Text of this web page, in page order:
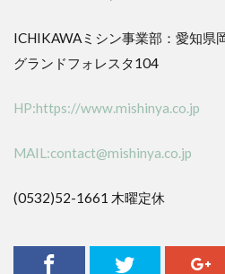
ICHIKAWAミシン事業部：愛知
グランドフォレスタ104
HP:https://www.mishinya.co.jp
MAIL:contact@mishinya.co.jp
(0532)52-1661 木曜定休